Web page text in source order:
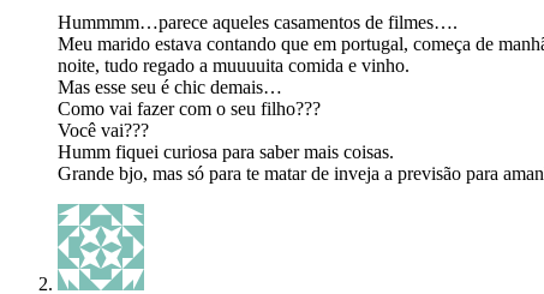
Hummmm…parece aqueles casamentos de filmes….
Meu marido estava contando que em portugal, começa de
noite, tudo regado a muuuuita comida e vinho.
Mas esse seu é chic demais…
Como vai fazer com o seu filho???
Você vai???
Humm fiquei curiosa para saber mais coisas.
Grande bjo, mas só para te matar de inveja a previsão para